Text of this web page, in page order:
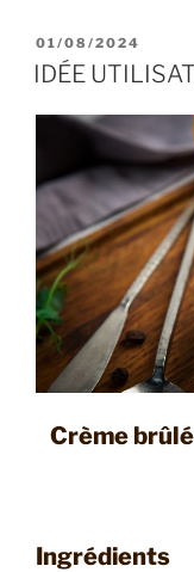
PUBLIÉ
LE
01/08/2024
IDÉE
Crème
Ingrédients